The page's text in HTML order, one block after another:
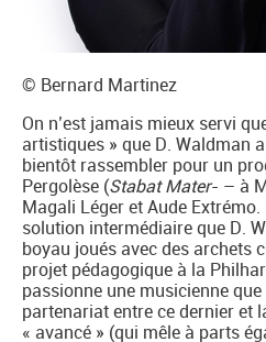
© Bernard Martinez
On n’est jamais mieux servi
artistiques » que D. Waldman
bientôt rassembler pour un
Pergolèse (Stabat Mater- – à
Magali Léger et Aude
solution intermédiaire que D.
boyau joués avec des archets
projet pédagogique à la
passionne une musicienne
partenariat entre ce dernier et
« avancé » (qui mêle à parts